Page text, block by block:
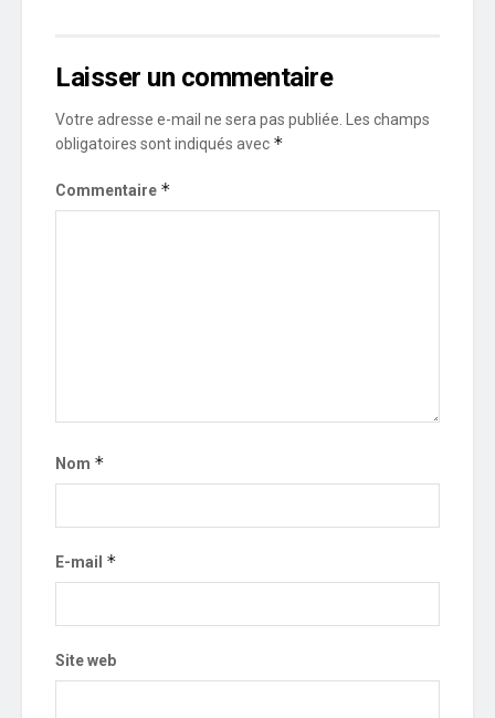
Laisser un commentaire
Votre adresse e-mail ne sera pas publiée. Les champs
obligatoires sont indiqués avec *
Commentaire *
Nom *
E-mail *
Site web